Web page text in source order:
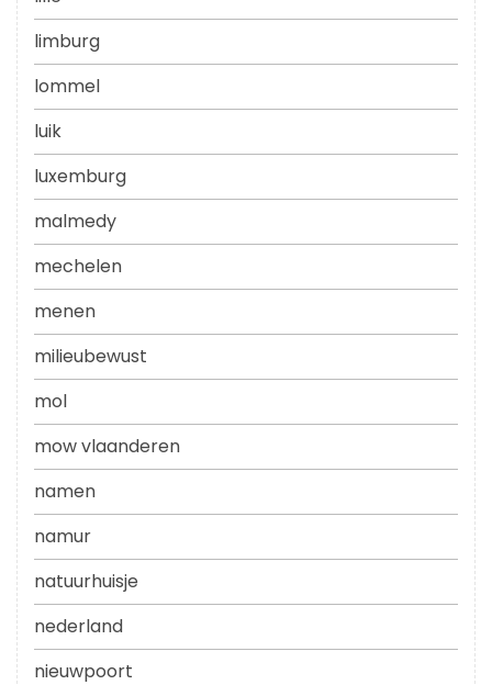
limburg
lommel
luik
luxemburg
malmedy
mechelen
menen
milieubewust
mol
mow vlaanderen
namen
namur
natuurhuisje
nederland
nieuwpoort